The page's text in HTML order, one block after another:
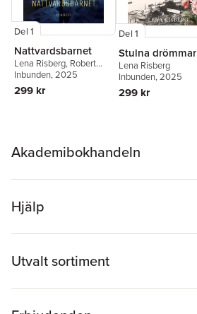
Del 1
Nattvardsbarnet
Lena Risberg, Robert
Hedman
Inbunden, 2025
299 kr
Del 1
Stulna drömmar
Lena Risberg
Inbunden, 2025
299 kr
Akademibokhandeln
Hjälp
Utvalt sortiment